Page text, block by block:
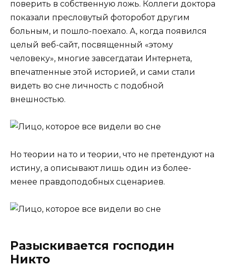
поверить в собственную ложь. Коллеги доктора
показали пресловутый фоторобот другим
больным, и пошло-поехало. А, когда появился
целый веб-сайт, посвященный «этому
человеку», многие завсегдатаи Интернета,
впечатленные этой историей, и сами стали
видеть во сне личность с подобной
внешностью.
Но теории на то и теории, что не претендуют на
истину, а описывают лишь один из более-
менее правдоподобных сценариев.
Разыскивается господин
Никто